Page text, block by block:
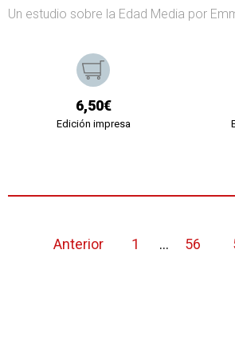
Un estudio sobre la Edad Media por
6,50€
Edición impresa
Anterior 1 ... 56